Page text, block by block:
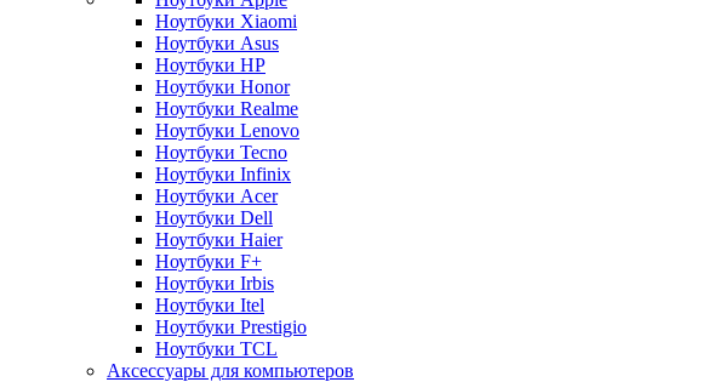
Ноутбуки Xiaomi
Ноутбуки Asus
Ноутбуки HP
Ноутбуки Honor
Ноутбуки Realme
Ноутбуки Lenovo
Ноутбуки Tecno
Ноутбуки Infinix
Ноутбуки Acer
Ноутбуки Dell
Ноутбуки Haier
Ноутбуки F+
Ноутбуки Irbis
Ноутбуки Itel
Ноутбуки Prestigio
Ноутбуки TCL
Аксессуары для компьютеров